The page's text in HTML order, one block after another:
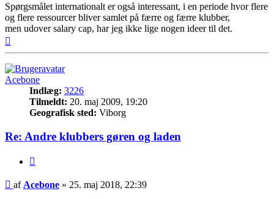
Spørgsmålet internationalt er også interessant, i en periode hvor flere
og flere ressourcer bliver samlet på færre og færre klubber,
men udover salary cap, har jeg ikke lige nogen ideer til det.
Acebone
Indlæg: 3226
Tilmeldt: 20. maj 2009, 19:20
Geografisk sted: Viborg
Re: Andre klubbers gøren og laden
Indlæg
af Acebone » 25. maj 2018, 22:39